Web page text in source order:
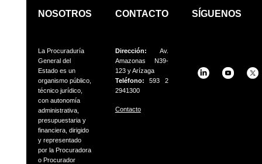
NOSOTROS
La Procuraduría
General del
Estado es un
organismo público,
técnico jurídico,
con autonomía
administrativa,
presupuestaria y
financiera, dirigido
y representado
por la Procuradora
o Procurador
CONTACTO
Dirección: Av.
Amazonas N39-
123 y Arízaga
Teléfono:593 2
2941300
Contacto
SÍGUENOS